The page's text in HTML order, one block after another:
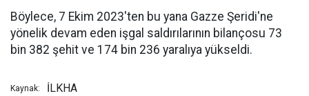
Böylece, 7 Ekim 2023'ten bu yana Gazze Şeridi'ne
yönelik devam eden işgal saldırılarının bilançosu 73
bin 382 şehit ve 174 bin 236 yaralıya yükseldi.
Kaynak: İLKHA